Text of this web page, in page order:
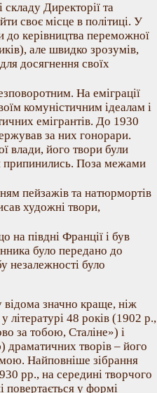
Директорії та
своє місце в політиці. У
до керівництва переможної
але швидко зрозумів,
досягнення своїх
На еміграції
комуністичним ідеалам і
емігрантів. До 1930
за них гонорари.
влади, його твори були
припинились. Поза межами
пейзажів та натюрмортів
художні твори,
півдні Франції і був
було передано до
незалежності було
відома значно краще, ніж
літературі 48 років (1902 р.,
за тобою, Сталіне») і
творів – його
Найповніше зібрання
рр., на середині творчого
повертається у формі